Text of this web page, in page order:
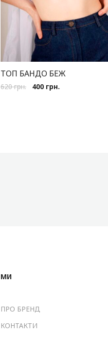
ТОП БАНДО БЕЖ
620грн. 400 грн.
МИ
ПРО БРЕНД
КОНТАКТИ